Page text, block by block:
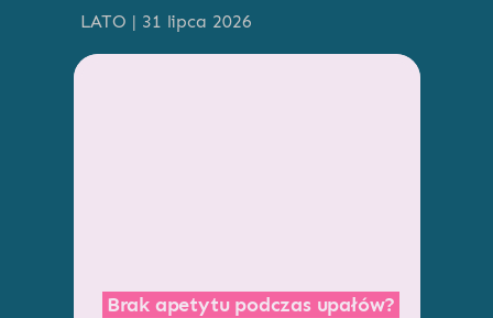
LATO | 31 lipca 2026
Brak apetytu podczas upałów?